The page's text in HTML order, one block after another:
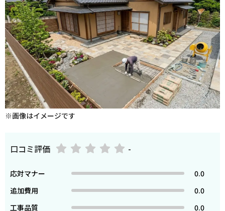
※画像はイメージです
口コミ評価 -
応対マナー
0.0
追加費用
0.0
工事品質
0.0